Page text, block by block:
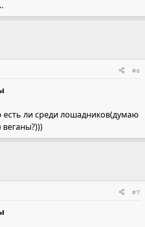
#6
есть ли среди лошадников(думаю
#7